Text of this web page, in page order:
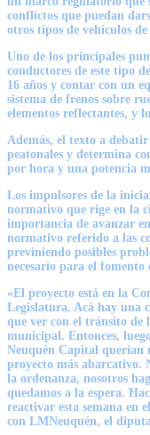
conflictos que puedan
otros tipos de vehículos
Uno de los principales
conductores de este tipo
16 años y contar con un
sistema de frenos sobre
elementos reflectantes, y
Además, el texto a
peatonales y determina
por hora y una potencia
Los impulsores de la
normativo que rige en la
importancia de avanzar
normativo referido a las
previniendo posibles
necesario para el
«El proyecto está en la
Legislatura. Acá hay una
que ver con el tránsito de
municipal. Entonces,
Neuquén Capital querían
proyecto más abarcativo.
la ordenanza, nosotros
quedamos a la espera.
reactivar esta semana en
con LMNeuquén, el